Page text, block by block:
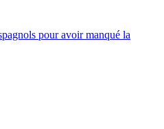
pour avoir manqué la